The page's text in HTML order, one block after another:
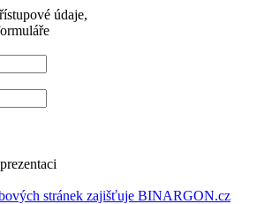
údaje,
stránek zajišťuje BINARGON.cz